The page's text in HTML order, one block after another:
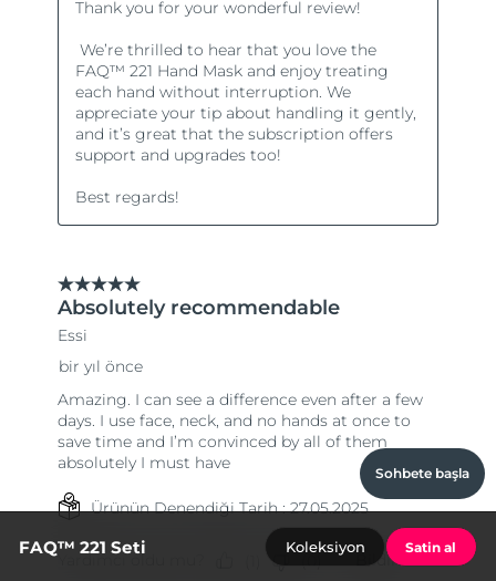
Sohbete başla
FAQ™ 221 Seti Koleksiyon Satin al